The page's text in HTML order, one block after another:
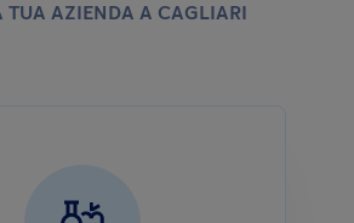
TUA AZIENDA A CAGLIARI